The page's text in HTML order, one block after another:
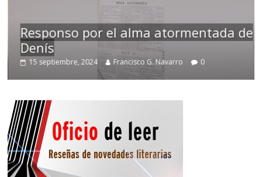
Responso por el alma atormentada de
Denís
15 septiembre, 2024 Francisco G. Navarro 0